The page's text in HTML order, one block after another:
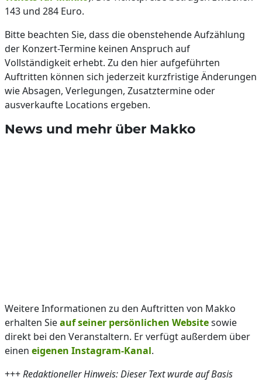
143 und 284 Euro.
Bitte beachten Sie, dass die obenstehende Aufzählung
der Konzert-Termine keinen Anspruch auf
Vollständigkeit erhebt. Zu den hier aufgeführten
Auftritten können sich jederzeit kurzfristige Änderungen
wie Absagen, Verlegungen, Zusatztermine oder
ausverkaufte Locations ergeben.
News und mehr über Makko
Weitere Informationen zu den Auftritten von Makko
erhalten Sieauf seiner persönlichen Websitesowie
direkt bei den Veranstaltern. Er verfügt außerdem über
einen eigenen Instagram-Kanal.
+++Redaktioneller Hinweis: Dieser Text wurde auf Basis